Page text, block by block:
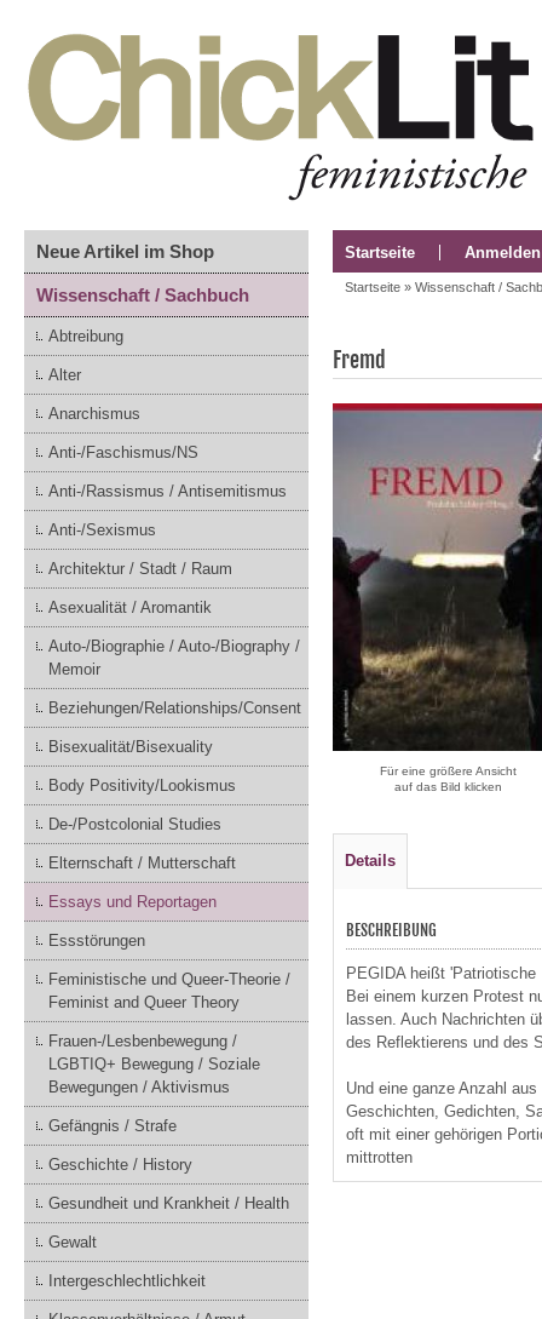
Neue Artikel im Shop
Wissenschaft / Sachbuch
Abtreibung
Alter
Anarchismus
Anti-/Faschismus/NS
Anti-/Rassismus / Antisemitismus
Anti-/Sexismus
Architektur / Stadt / Raum
Asexualität / Aromantik
Auto-/Biographie / Auto-/Biography /
Memoir
Beziehungen/Relationships/Consent
Bisexualität/Bisexuality
Body Positivity/Lookismus
De-/Postcolonial Studies
Elternschaft / Mutterschaft
Essays und Reportagen
Essstörungen
Feministische und Queer-Theorie /
Feminist and Queer Theory
Frauen-/Lesbenbewegung /
LGBTIQ+ Bewegung / Soziale
Bewegungen / Aktivismus
Gefängnis / Strafe
Geschichte / History
Gesundheit und Krankheit / Health
Gewalt
Intergeschlechtlichkeit
Startseite Anmelden
Startseite » Wissenschaft /
Fremd
Für eine größere Ansicht
auf das Bild klicken
Details
BESCHREIBUNG
PEGIDA heißt 'Patriotische
Bei einem kurzen Protest
lassen. Auch Nachrichten
des Reflektierens und des
Und eine ganze Anzahl
Geschichten, Gedichten,
oft mit einer gehörigen
mittrotten